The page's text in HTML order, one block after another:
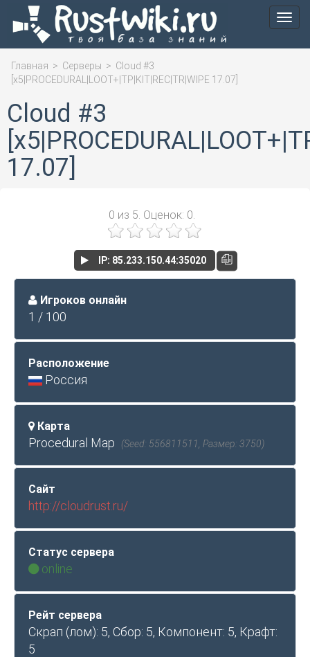
Меню
Главная > Серверы > Cloud #3
[x5|PROCEDURAL|LOOT+|TP|KIT|REC|TR|WIPE 17.07]
Cloud #3
17.07]
0 из 5. Оценок: 0.
IP: 85.233.150.44:35020
Игроков онлайн
1 / 100
Расположение
Россия
Карта
Procedural Map (Seed: 556811511, Размер: 3750)
Сайт
http://cloudrust.ru/
Статус сервера
online
Рейт сервера
Скрап (лом): 5, Сбор: 5, Компонент: 5, Крафт:
5